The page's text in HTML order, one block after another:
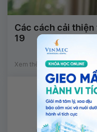
Các cách cải
19
Xem thêm